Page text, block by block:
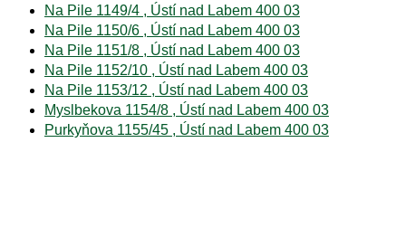
Na Pile 1149/4 , Ústí nad Labem 400 03
Na Pile 1150/6 , Ústí nad Labem 400 03
Na Pile 1151/8 , Ústí nad Labem 400 03
Na Pile 1152/10 , Ústí nad Labem 400 03
Na Pile 1153/12 , Ústí nad Labem 400 03
Myslbekova 1154/8 , Ústí nad Labem 400 03
Purkyňova 1155/45 , Ústí nad Labem 400 03